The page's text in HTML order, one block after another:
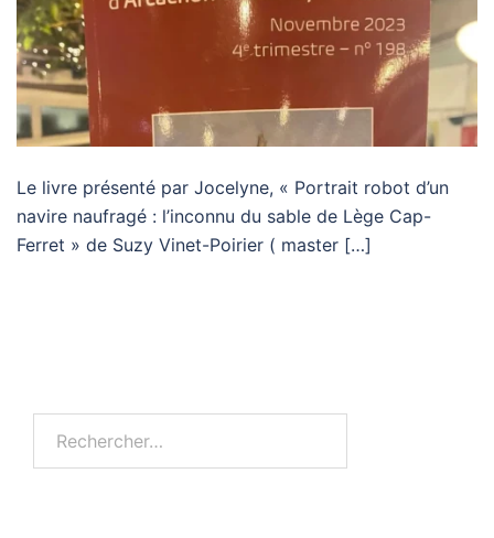
Le livre présenté par Jocelyne, « Portrait robot d’un
navire naufragé : l’inconnu du sable de Lège Cap-
Ferret » de Suzy Vinet-Poirier ( master […]